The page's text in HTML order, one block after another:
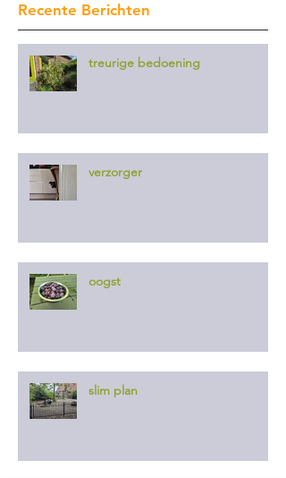
Recente Berichten
treurige bedoening
verzorger
oogst
slim plan